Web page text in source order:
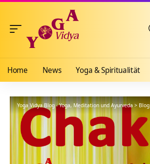
Home News Yoga & Spiritualität
Yoga Vidya Blog - Yoga, Meditation und Ayurveda> Blog